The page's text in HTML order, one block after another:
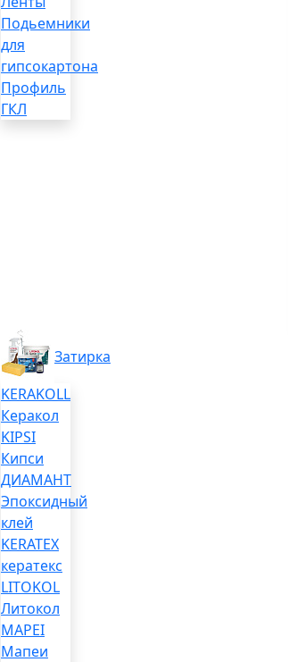
Подьемники
для
гипсокартона
Профиль
ГКЛ
Затирка
KERAKOLL
Керакол
KIPSI
Кипси
ДИАМАНТ
Эпоксидный
клей
KERATEX
кератекс
LITOKOL
Литокол
MAPEI
Мапеи